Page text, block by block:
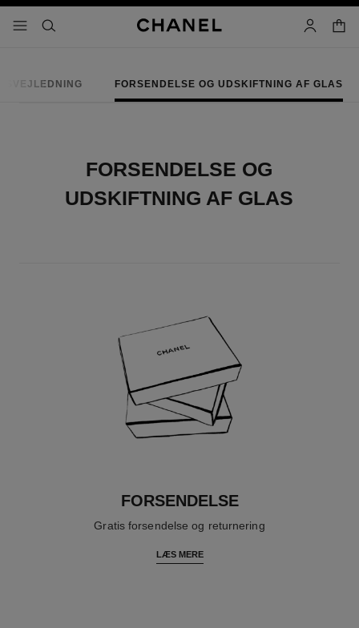
menu - hovednavigation
- hovednavigationslinje
søg min konto
FORSENDELSE OG UDSKIFTNING AF GLAS
FORSENDELSE OG
UDSKIFTNING AF GLAS
FORSENDELSE
Gratis forsendelse og returnering
LÆS MERE